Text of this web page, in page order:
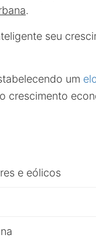
.
seu
um
crescimento
e eólicos